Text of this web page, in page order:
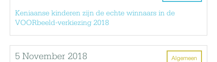
Keniaanse kinderen zijn de echte winnaars in de
VOORbeeld-verkiezing 2018
Algemeen
5 November 2018